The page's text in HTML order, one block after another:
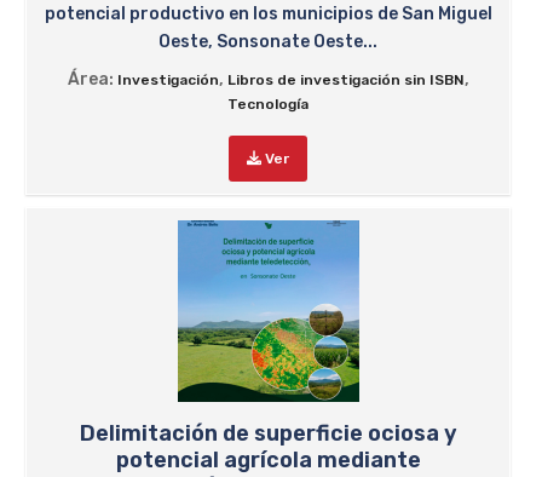
potencial productivo en los municipios de San Miguel
Oeste, Sonsonate Oeste...
Área: Investigación, Libros de investigación sin ISBN,
Tecnología
Ver
Delimitación de superficie ociosa y
potencial agrícola mediante